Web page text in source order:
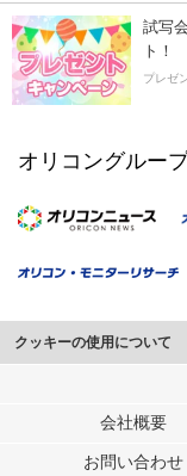
試写
ト！
プレゼ
オリコングルー
クッキーの使用について
このサイトでは Cookie
行っています。
メディアや広告配信、デ
会社概要
お問い合わせ